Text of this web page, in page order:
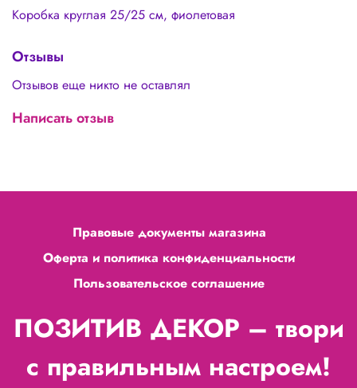
Коробка круглая 25/25 см, фиолетовая
Отзывы
Отзывов еще никто не оставлял
Написать отзыв
Правовые документы магазина
Оферта и политика конфиденциальности
Пользовательское соглашение
ПОЗИТИВ ДЕКОР – твори
с правильным настроем!